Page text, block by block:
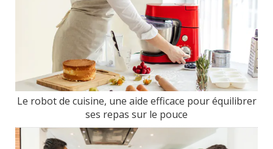
Le robot de cuisine, une aide efficace pour équilibrer
ses repas sur le pouce